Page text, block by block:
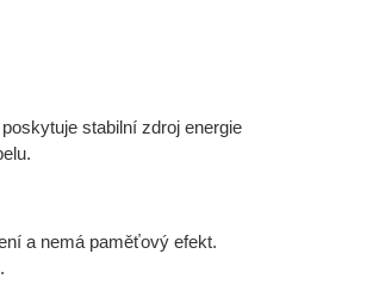
stabilní zdroj energie
a nemá paměťový efekt.